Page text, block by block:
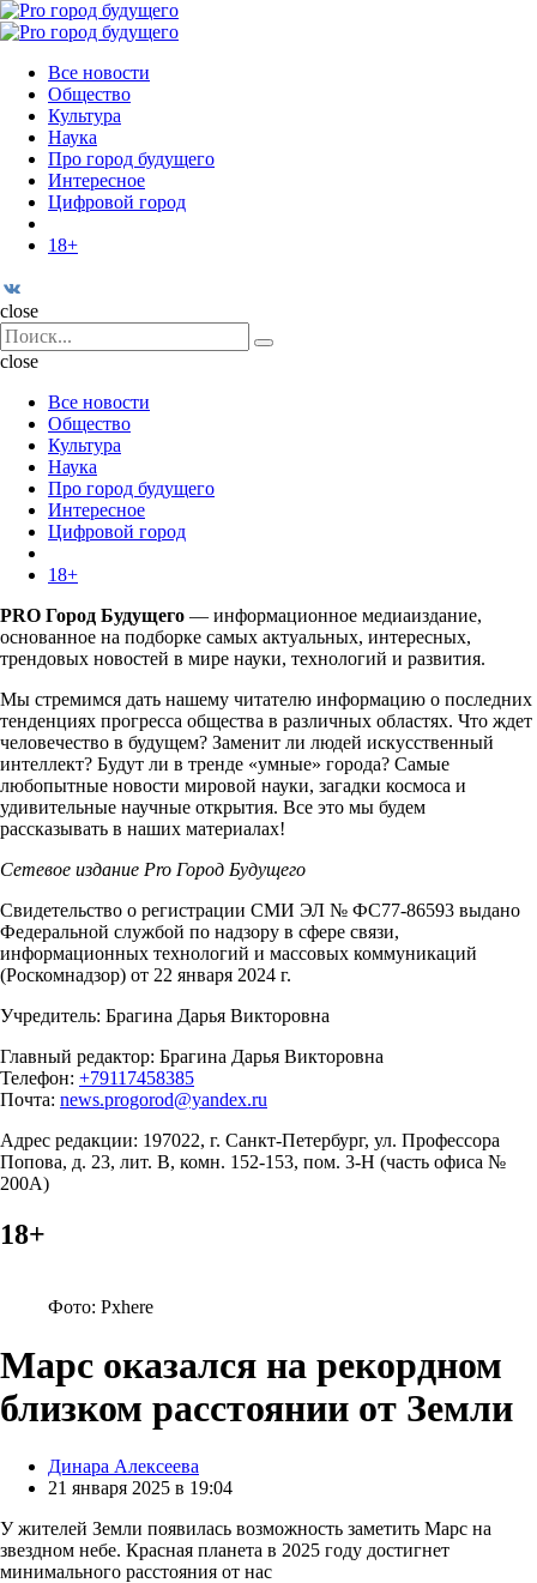
Menu
Поиск
Menu
Pro
Все новости
Общество
Культура
Наука
Про город будущего
Интересное
Цифровой город
18+
Поиск
close
Search
for:
Поиск
close
Все новости
Общество
Культура
Наука
Про город будущего
Интересное
Цифровой город
18+
PRO Город Будущего — информационное медиаиздание,
основанное на подборке самых актуальных, интересных,
трендовых новостей в мире науки, технологий и развития.
Мы стремимся дать нашему читателю информацию о последних
тенденциях прогресса общества в различных областях. Что ждет
человечество в будущем? Заменит ли людей искусственный
интеллект? Будут ли в тренде «умные» города? Самые
любопытные новости мировой науки, загадки космоса и
удивительные научные открытия. Все это мы будем
рассказывать в наших материалах!
Сетевое издание Pro Город Будущего
Свидетельство о регистрации СМИ ЭЛ № ФС77-86593 выдано
Федеральной службой по надзору в сфере связи,
информационных технологий и массовых коммуникаций
(Роскомнадзор) от 22 января 2024 г.
Учредитель: Брагина Дарья Викторовна
Главный редактор: Брагина Дарья Викторовна
Телефон: +79117458385
Почта: news.progorod@yandex.ru
Адрес редакции: 197022, г. Санкт-Петербург, ул. Профессора
Попова, д. 23, лит. В, комн. 152-153, пом. 3-Н (часть офиса №
200А)
18+
Фото: Pxhere
Марс оказался на рекордном
близком расстоянии от Земли
Posted
by
Динара Алексеева
21 января 2025 в 19:04
У жителей Земли появилась возможность заметить Марс на
звездном небе. Красная планета в 2025 году достигнет
минимального расстояния от нас